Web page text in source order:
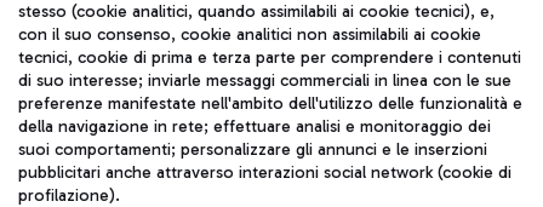
TRAVEL JOURNAL
ITA
stesso (cookie analitici, quando assimilabili ai cookie tecnici), e,
con il suo consenso, cookie analitici non assimilabili ai cookie
tecnici, cookie di prima e terza parte per comprendere i contenuti
di suo interesse; inviarle messaggi commerciali in linea con le sue
preferenze manifestate nell'ambito dell'utilizzo delle funzionalità e
della navigazione in rete; effettuare analisi e monitoraggio dei
suoi comportamenti; personalizzare gli annunci e le inserzioni
pubblicitari anche attraverso interazioni social network (cookie di
profilazione).